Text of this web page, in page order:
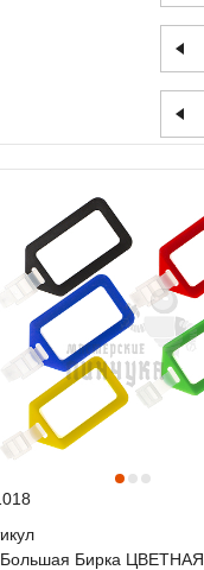
Большая Бирка ЦВЕТНАЯ